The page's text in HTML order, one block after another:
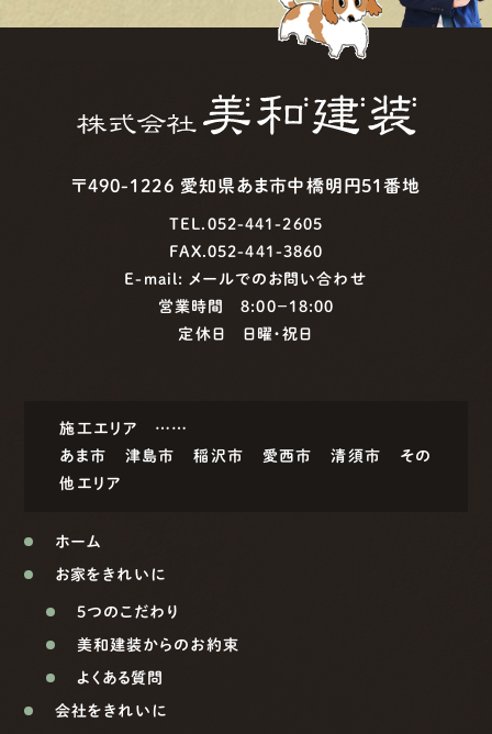
〒490-1226 愛知県あま市中橋明円51番地
TEL.052-441-2605
FAX.052-441-3860
E-mail: メールでのお問い合わせ
営業時間 8:00−18:00
定休日 日曜・祝日
施工エリア ……
あま市
津島市 稲沢市 愛西市 清須市
その
他エリア
ホーム
お家をきれいに
5つのこだわり
美和建装からのお約束
よくある質問
会社をきれいに